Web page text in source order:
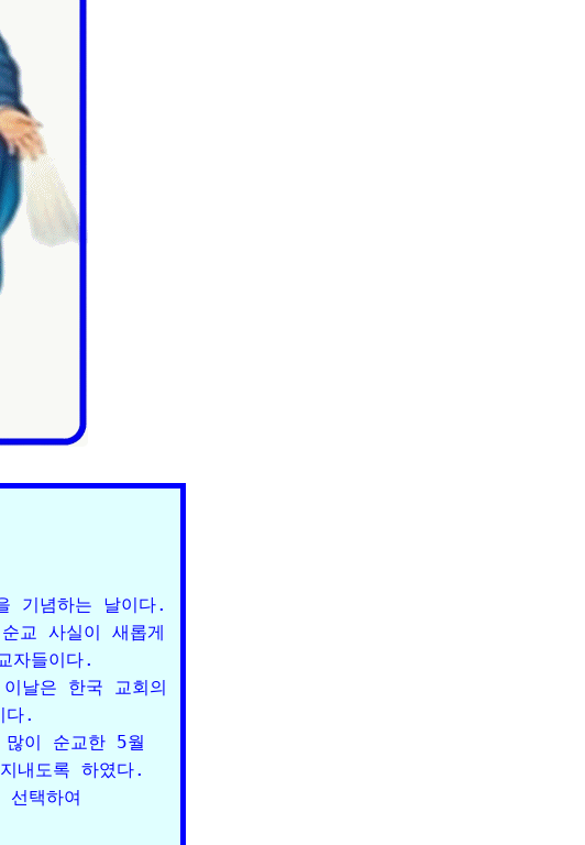
기념하는 날이다.
교 사실이 새롭게
자들이다.
날은 한국 교회의
다.
많이 순교한 5월
내도록 하였다.
택하여